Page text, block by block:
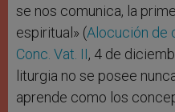
se nos comunica, la
espiritual» (Alocución de
Conc. Vat. II, 4 de
liturgia no se posee
aprende como los